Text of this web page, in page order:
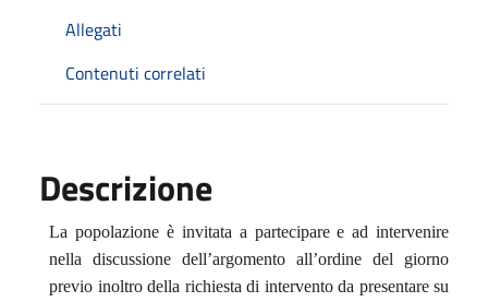
Allegati
Contenuti correlati
Descrizione
La popolazione è invitata a partecipare e ad intervenire
nella discussione dell’argomento all’ordine del giorno
previo inoltro della richiesta di intervento da presentare su